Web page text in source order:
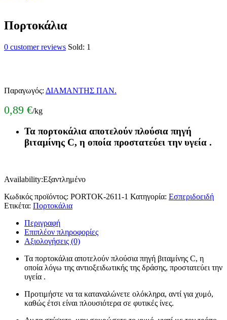
Πορτοκάλια
0 customer reviews Sold: 1
Παραγωγός: ΔΙΑΜΑΝΤΗΣ ΠΑΝ.
0,89 €/kg
Τα πορτοκάλια αποτελούν πλούσια πηγή
βιταμίνης C, η οποία προστατεύει την υγεία .
Availability:Εξαντλημένο
Κωδικός προϊόντος: PORTOK-2611-1 Κατηγορία: Εσπεριδοειδή
Ετικέτα: Πορτοκάλια
Περιγραφή
Επιπλέον πληροφορίες
Αξιολογήσεις (0)
Τα πορτοκάλια αποτελούν πλούσια πηγή βιταμίνης C, η
οποία λόγω της αντιοξειδωτικής της δράσης, προστατεύει την
υγεία .
Προτιμήστε να τα καταναλώνετε ολόκληρα, αντί για χυμό,
καθώς έτσι είναι πλουσιότερα σε φυτικές ίνες.